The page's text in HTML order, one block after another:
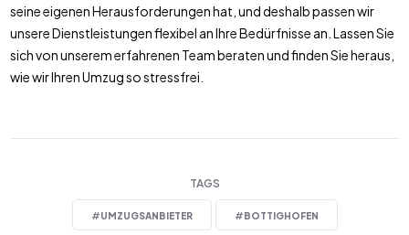
seine eigenen Herausforderungen hat, und deshalb passen wir
unsere Dienstleistungen flexibel an Ihre Bedürfnisse an. Lassen Sie
sich von unserem erfahrenen Team beraten und finden Sie heraus,
wie wir Ihren Umzug so stressfrei.
TAGS
#UMZUGSANBIETER #BOTTIGHOFEN